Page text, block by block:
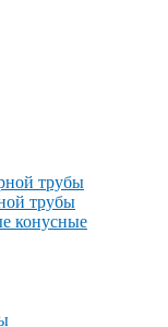
трубы
трубы
конусные